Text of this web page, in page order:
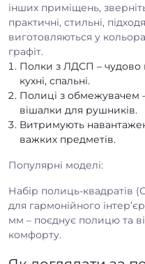
інших приміщень,
практичні, стильні,
виготовляються у
графіт.
Полки з ЛДСП – чудово
кухні, спальні.
Полиці з обмежувачем
вішалки для рушників.
Витримують
важких предметів.
Популярні моделі:
Набір полиць-квадратів
для гармонійного
мм – поєднує полицю та
комфорту.